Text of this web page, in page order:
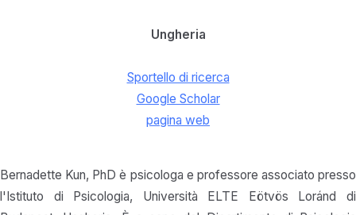
Ungheria
Sportello di ricerca
Google Scholar
pagina web
Bernadette Kun, PhD è psicologa e professore associato presso
l'Istituto di Psicologia, Università ELTE Eötvös Loránd di